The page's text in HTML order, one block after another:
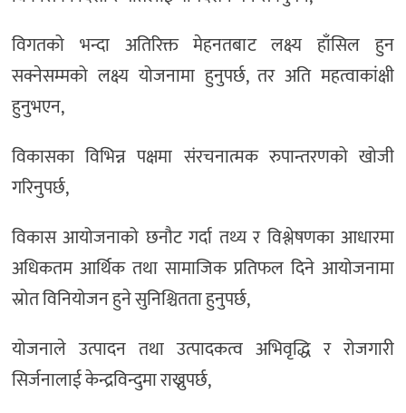
विगतको भन्दा अतिरिक्त मेहनतबाट लक्ष्य हाँसिल हुन
सक्नेसम्मको लक्ष्य योजनामा हुनुपर्छ, तर अति महत्वाकांक्षी
हुनुभएन,
विकासका विभिन्न पक्षमा संरचनात्मक रुपान्तरणको खोजी
गरिनुपर्छ,
विकास आयोजनाको छनौट गर्दा तथ्य र विश्लेषणका आधारमा
अधिकतम आर्थिक तथा सामाजिक प्रतिफल दिने आयोजनामा
स्रोत विनियोजन हुने सुनिश्चितता हुनुपर्छ,
योजनाले उत्पादन तथा उत्पादकत्व अभिवृद्धि र रोजगारी
सिर्जनालाई केन्द्रविन्दुमा राख्नुपर्छ,